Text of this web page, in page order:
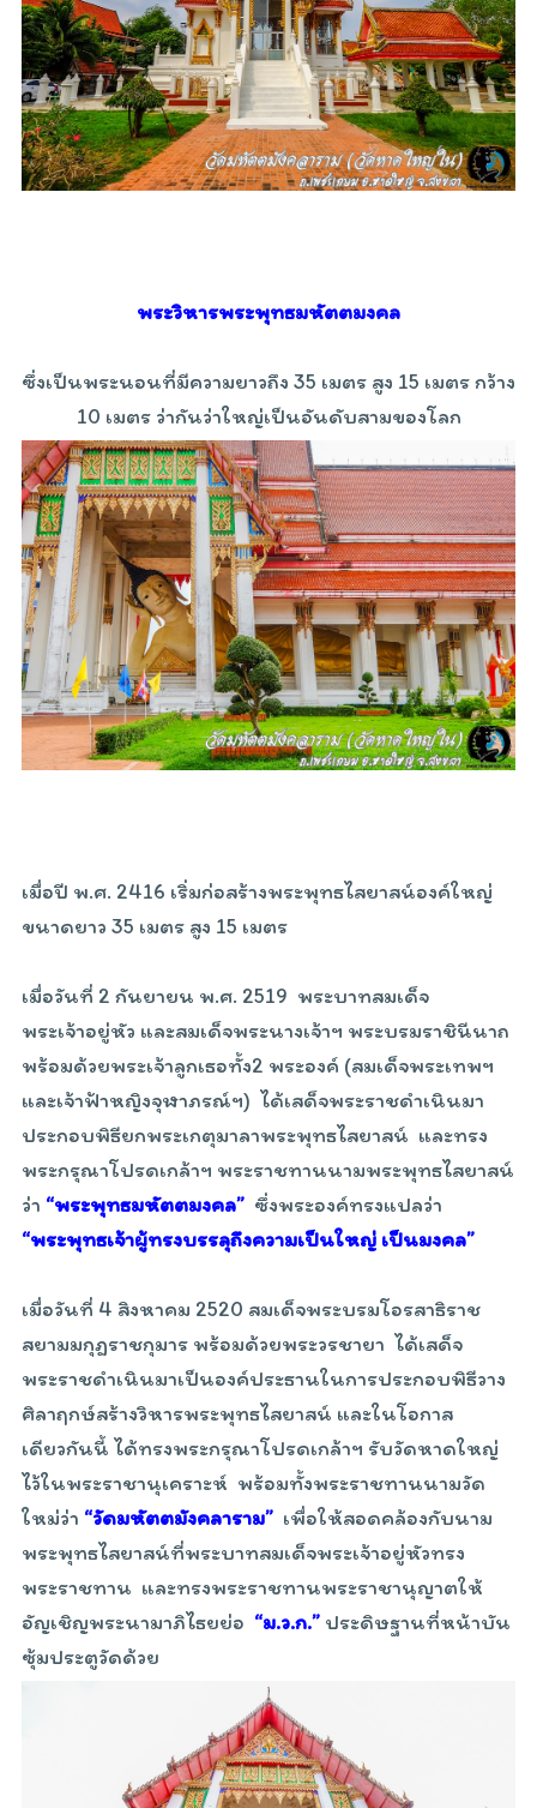
พระวิหารพระพุทธมหัตตมงคล
ซึ่งเป็นพระนอนที่มีความยาวถึง 35 เมตร สูง 15 เมตร กว้าง
10 เมตร ว่ากันว่าใหญ่เป็นอันดับสามของโลก
เมื่อปี พ.ศ. 2416 เริ่มก่อสร้างพระพุทธไสยาสน์องค์ใหญ่
ขนาดยาว 35 เมตร สูง 15 เมตร
เมื่อวันที่ 2 กันยายน พ.ศ. 2519 พระบาทสมเด็จ
พระเจ้าอยู่หัว และสมเด็จพระนางเจ้าฯ พระบรมราชินีนาถ
พร้อมด้วยพระเจ้าลูกเธอทั้ง2 พระองค์ (สมเด็จพระเทพฯ
และเจ้าฟ้าหญิงจุฬาภรณ์ฯ) ได้เสด็จพระราชดำเนินมา
ประกอบพิธียกพระเกตุมาลาพระพุทธไสยาสน์ และทรง
พระกรุณาโปรดเกล้าฯ พระราชทานนามพระพุทธไสยาสน์
ว่า “พระพุทธมหัตตมงคล” ซึ่งพระองค์ทรงแปลว่า
“พระพุทธเจ้าผู้ทรงบรรลุถึงความเป็นใหญ่ เป็นมงคล”
เมื่อวันที่ 4 สิงหาคม 2520 สมเด็จพระบรมโอรสาธิราช
สยามมกุฎราชกุมาร พร้อมด้วยพระวรชายา ได้เสด็จ
พระราชดำเนินมาเป็นองค์ประธานในการประกอบพิธีวาง
ศิลาฤกษ์สร้างวิหารพระพุทธไสยาสน์ และในโอกาส
เดียวกันนี้ ได้ทรงพระกรุณาโปรดเกล้าฯ รับวัดหาดใหญ่
ไว้ในพระราชานุเคราะห์ พร้อมทั้งพระราชทานนามวัด
ใหม่ว่า “วัดมหัตตมังคลาราม” เพื่อให้สอดคล้องกับนาม
พระพุทธไสยาสน์ที่พระบาทสมเด็จพระเจ้าอยู่หัวทรง
พระราชทาน และทรงพระราชทานพระราชานุญาตให้
อัญเชิญพระนามาภิไธยย่อ “ม.ว.ก.” ประดิษฐานที่หน้าบัน
ซุ้มประตูวัดด้วย